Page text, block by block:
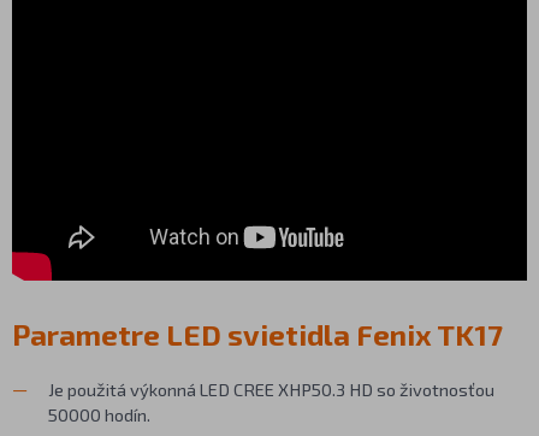
Parametre LED svietidla Fenix TK17
Je použitá výkonná LED CREE XHP50.3 HD so životnosťou
50000 hodín.